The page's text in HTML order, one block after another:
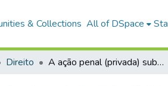
& Collections All of DSpace
Direito A ação penal (privada) subsidiária nos crimes contra a natureza: reflexões sobre a possibilidade da legitimidade extraordinária coletiva penal e sua operacionalidade sistêmica.